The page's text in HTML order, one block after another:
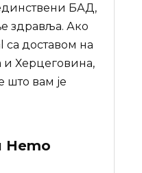
БАД,
здравља. Ако
са доставом на
и Херцеговина,
што вам је
Hemo